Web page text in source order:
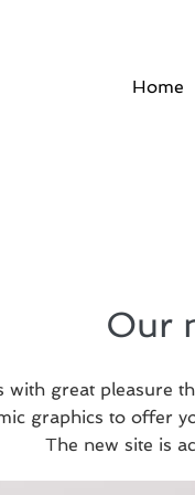
Home
Our
with great pleasure
graphics to offer
The new site is